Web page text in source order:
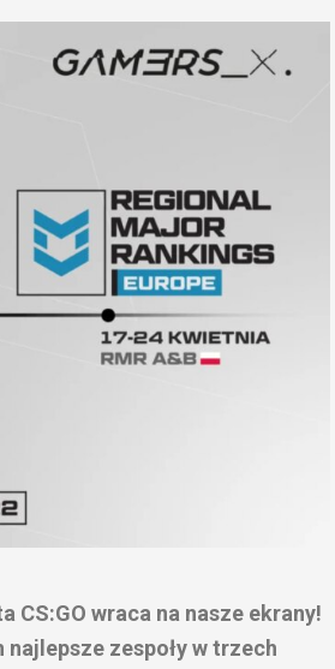
CS:GO wraca na nasze ekrany!
zespoły w trzech